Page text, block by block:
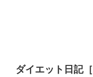
ダイエット日記